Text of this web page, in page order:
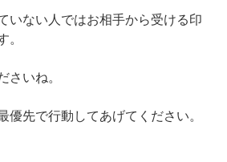
いない人ではお相手から受ける印
。
さいね。
優先で行動してあげてください。